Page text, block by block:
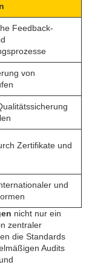
Feedback-
von
Zertifikate und
und
nicht nur ein
zentraler
die Standards
Audits